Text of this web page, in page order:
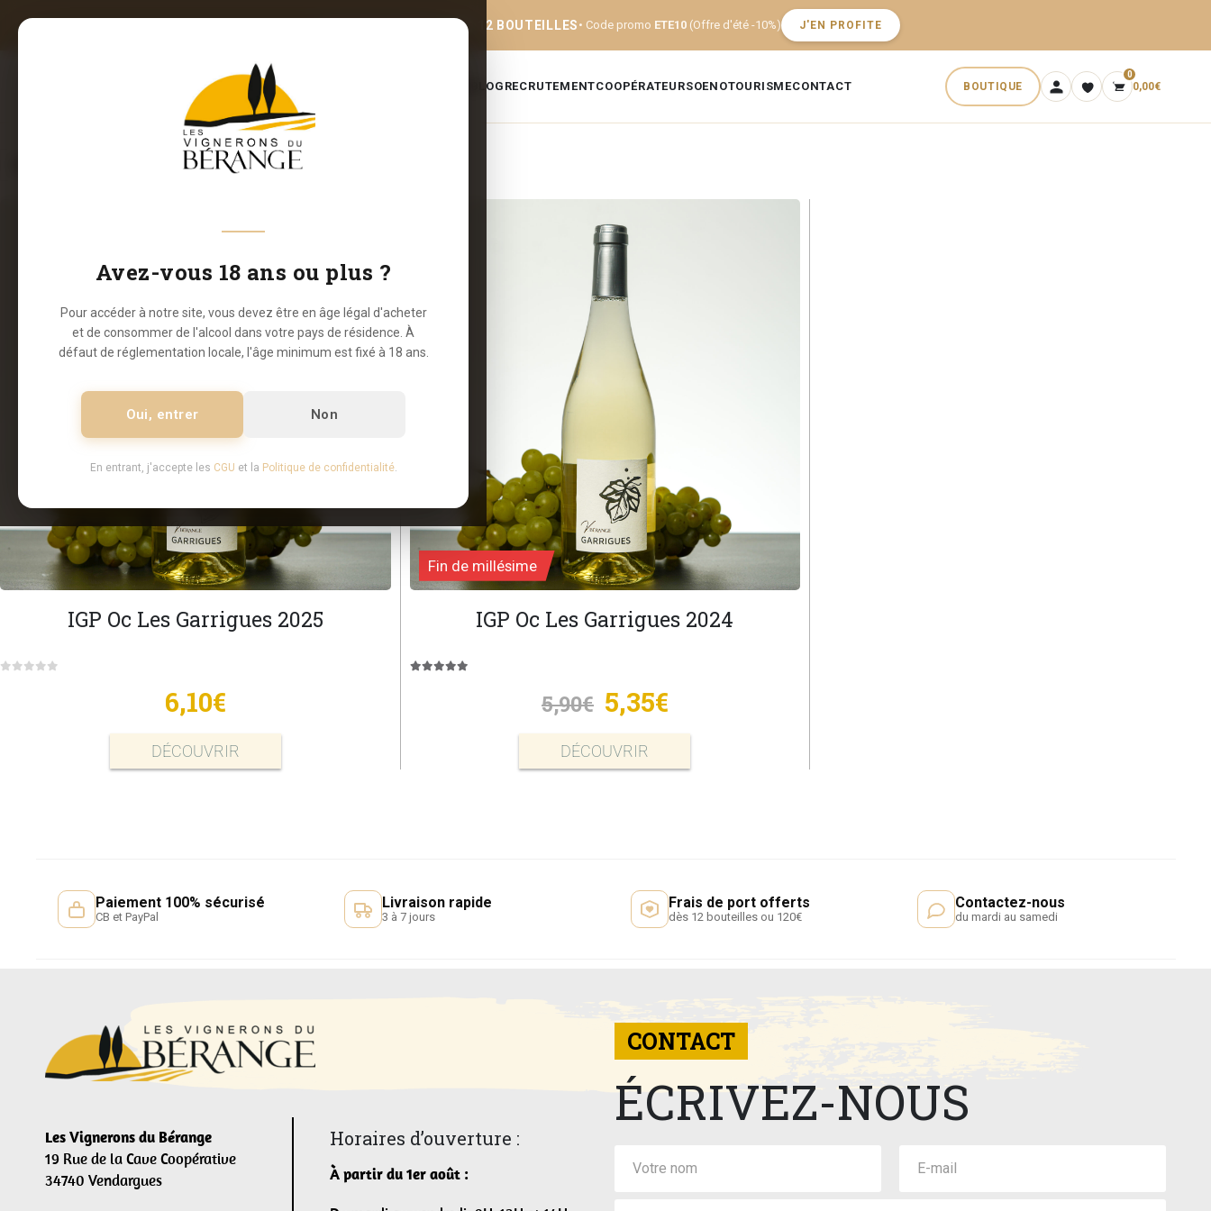
Avez-vous 18 ans ou plus ?
Pour accéder à notre site, vous devez être en âge légal d'acheter
et de consommer de l'alcool dans votre pays de résidence. À
défaut de réglementation locale, l'âge minimum est fixé à 18 ans.
Oui, entrer Non
En entrant, j'accepte les CGU et la Politique de confidentialité.
LIVRAISON OFFERTE DÈS 12 BOUTEILLES • Code promo ETE10(Offre d'été -10%) J'EN PROFITE
BLOG RECRUTEMENTCOOPÉRATEURSOENOTOURISMECONTACT BOUTIQUE
0
0,00€
IGP Oc Les Garrigues 2025
6,10€
DÉCOUVRIR
Fin de millésime
IGP Oc Les Garrigues 2024
5,90€ 5,35€
DÉCOUVRIR
Paiement 100% sécurisé
CB et PayPal
Livraison rapide
3 à 7 jours
Frais de port offerts
dès 12 bouteilles ou 120€
Contactez-nous
du mardi au samedi
Les Vignerons du Bérange
19 Rue de la Cave Coopérative
34740 Vendargues
Horaires d’ouverture :
À partir du 1er août :
CONTACT
ÉCRIVEZ-NOUS